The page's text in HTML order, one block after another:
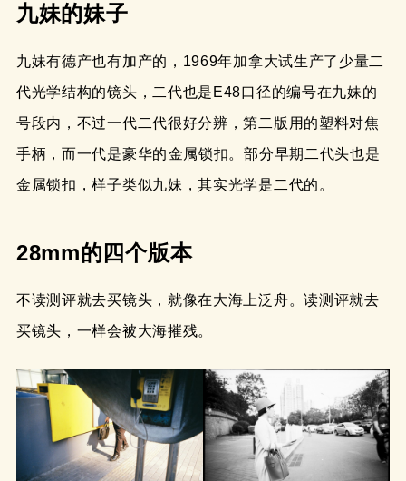
九妹的妹子
九妹有德产也有加产的，1969年加拿大试生产了少量二
代光学结构的镜头，二代也是E48口径的编号在九妹的
号段内，不过一代二代很好分辨，第二版用的塑料对焦
手柄，而一代是豪华的金属锁扣。部分早期二代头也是
金属锁扣，样子类似九妹，其实光学是二代的。
28mm的四个版本
不读测评就去买镜头，就像在大海上泛舟。读测评就去
买镜头，一样会被大海摧残。